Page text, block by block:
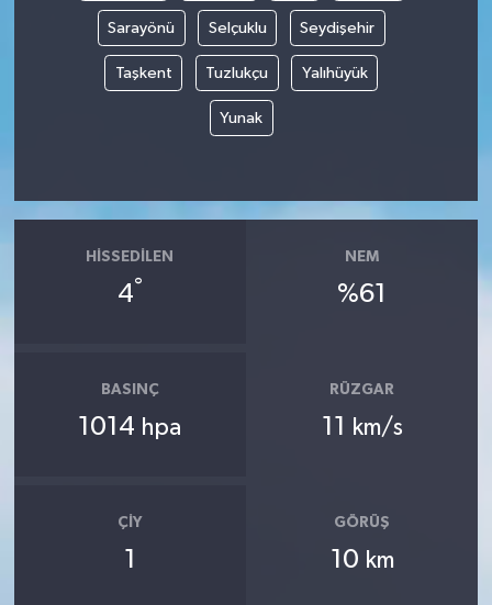
Sarayönü Selçuklu Seydişehir
Taşkent Tuzlukçu Yalıhüyük
Yunak
HISSEDILEN
4°
NEM
%61
BASINÇ
1014 hpa
RÜZGAR
11 km/s
ÇIY
1
GÖRÜŞ
10 km